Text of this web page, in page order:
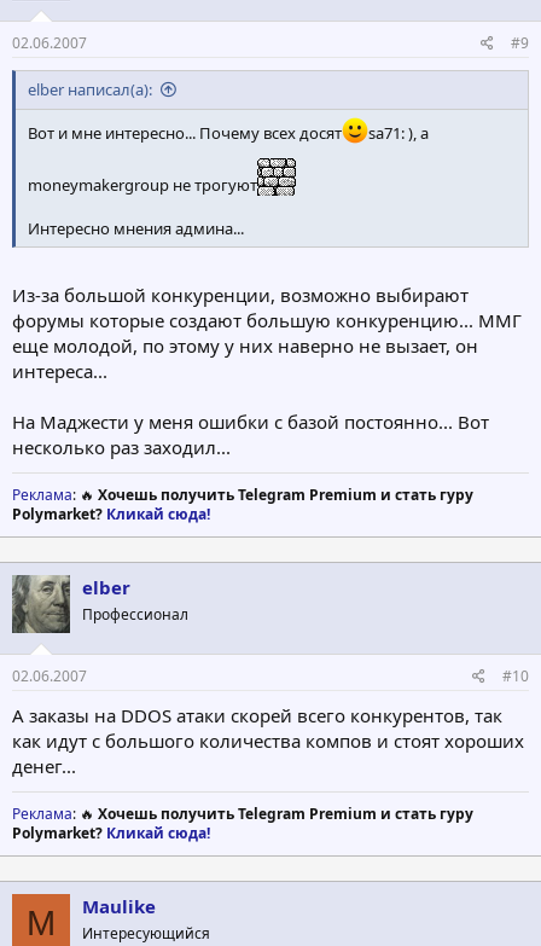
02.06.2007 #9
elber написал(а):
Вот и мне интересно... Почему всех досят
sa71: ), а
moneymakergroup не трогуют
Интересно мнения админа...
Из-за большой конкуренции, возможно выбирают
форумы которые создают большую конкуренцию... ММГ
еще молодой, по этому у них наверно не вызает, он
интереса...
На Маджести у меня ошибки с базой постоянно... Вот
несколько раз заходил...
Реклама: 🔥 Хочешь получить Telegram Premium и стать гуру
Polymarket? Кликай сюда!
elber
Профессионал
02.06.2007 #10
А заказы на DDOS атаки скорей всего конкурентов, так
как идут с большого количества компов и стоят хороших
денег...
Реклама: 🔥 Хочешь получить Telegram Premium и стать гуру
Polymarket? Кликай сюда!
M Maulike
Интересующийся